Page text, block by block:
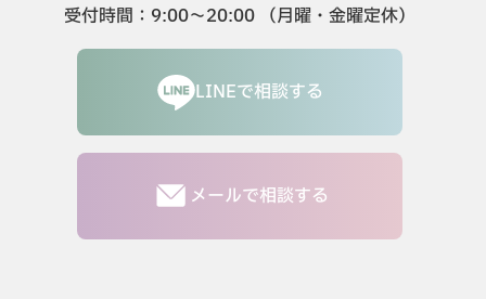
受付時間：9:00〜20:00 （月曜・金曜定休）
LINEで相談する
メールで相談する